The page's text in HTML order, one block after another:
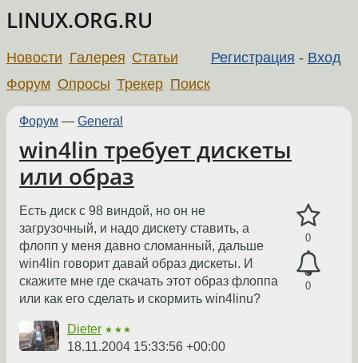
LINUX.ORG.RU
Регистрация - Вход
Новости Галерея Статьи
Форум Опросы Трекер Поиск
Форум — General
win4lin требует дискеты
или образ
0
0
Есть диск с 98 виндой, но он не
загрузочный, и надо дискету ставить, а
флопп у меня давно сломанный, дальше
win4lin говорит давай образ дискеты. И
скажите мне где скачать этот образ флоппа
или как его сделать и скормить win4linu?
Dieter ★★★
18.11.2004 15:33:56 +00:00